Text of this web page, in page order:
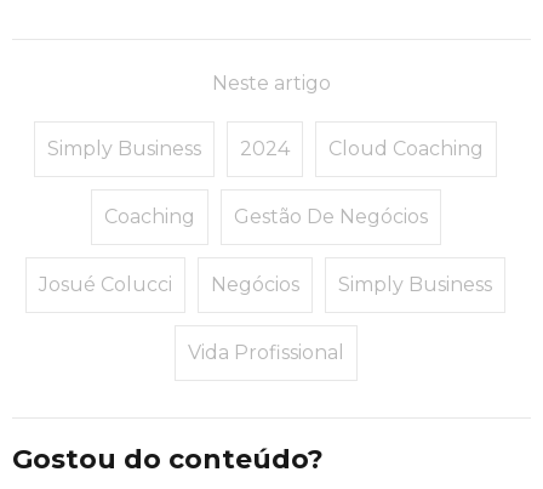
Neste artigo
Simply Business 2024 Cloud Coaching
Coaching Gestão De Negócios
Josué Colucci Negócios Simply Business
Vida Profissional
Gostou do conteúdo?